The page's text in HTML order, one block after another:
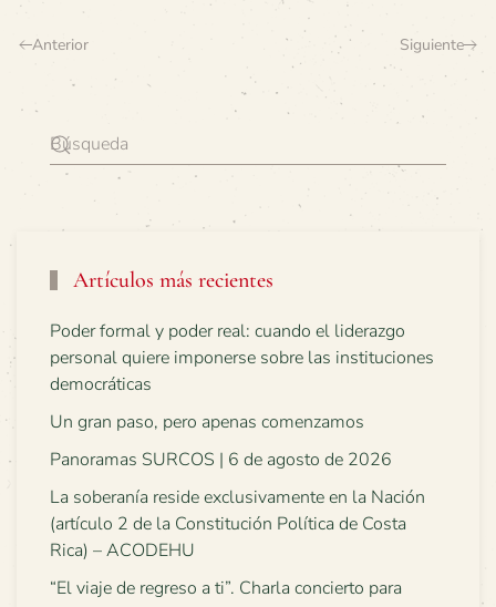
Anterior Siguiente
Artículos más recientes
Poder formal y poder real: cuando el liderazgo
personal quiere imponerse sobre las instituciones
democráticas
Un gran paso, pero apenas comenzamos
Panoramas SURCOS | 6 de agosto de 2026
La soberanía reside exclusivamente en la Nación
(artículo 2 de la Constitución Política de Costa
Rica) – ACODEHU
“El viaje de regreso a ti”. Charla concierto para